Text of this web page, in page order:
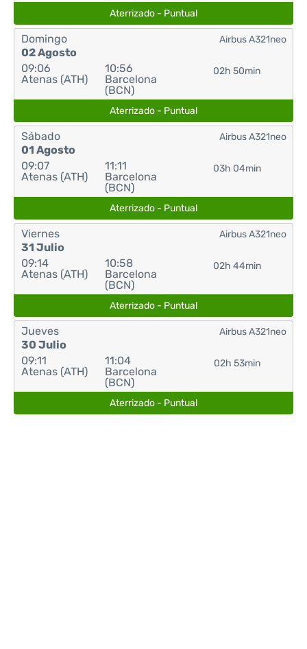
Aterrizado - Puntual
Domingo
02 Agosto
09:06
Atenas (ATH)
10:56
Barcelona
(BCN)
02h 50min
Airbus A321neo
Aterrizado - Puntual
Sábado
01 Agosto
09:07
Atenas (ATH)
11:11
Barcelona
(BCN)
03h 04min
Airbus A321neo
Aterrizado - Puntual
Viernes
31 Julio
09:14
Atenas (ATH)
10:58
Barcelona
(BCN)
02h 44min
Airbus A321neo
Aterrizado - Puntual
Jueves
30 Julio
09:11
Atenas (ATH)
11:04
Barcelona
(BCN)
02h 53min
Airbus A321neo
Aterrizado - Puntual